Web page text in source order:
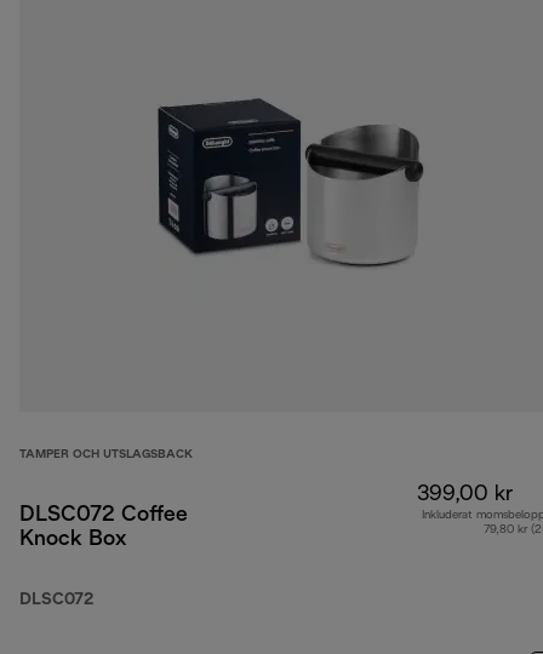
TAMPER OCH UTSLAGSBACK
DLSC072 Coffee
Knock Box
DLSC072
399,00 kr
Inkluderat
79,80 kr